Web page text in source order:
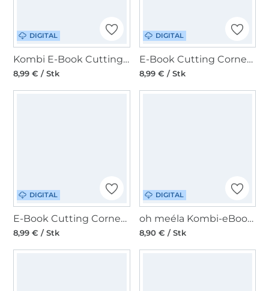
DIGITAL
Kombi E-Book Cutting Corners Design Rucksack / Tasche Vayana
8,99 € / Stk
DIGITAL
E-Book Cutting Corners Design Handtasche Nina
8,99 € / Stk
DIGITAL
E-Book Cutting Corners Design DIY Tasche Nina
8,99 € / Stk
DIGITAL
oh meéla Kombi-eBook ohHoobi
8,90 € / Stk